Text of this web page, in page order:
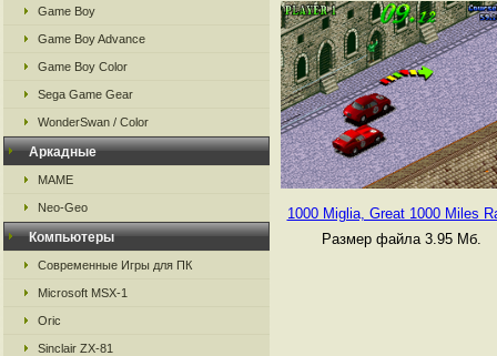
Game Boy
Game Boy Advance
Game Boy Color
Sega Game Gear
WonderSwan / Color
Аркадные
MAME
Neo-Geo
Компьютеры
Современные Игры для ПК
Microsoft MSX-1
Oric
Sinclair ZX-81
1000 Miglia, Great 1000 Miles
Размер файла 3.95 Мб.